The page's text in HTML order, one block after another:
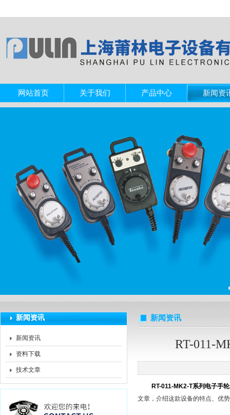
网站首页 关于我们 产品中心 新闻资
新闻资讯
新闻资讯
资料下载
技术文章
新闻资讯
RT-011-
RT-011-MK2-T系列电子手轮
文章，介绍这款设备的特点、优